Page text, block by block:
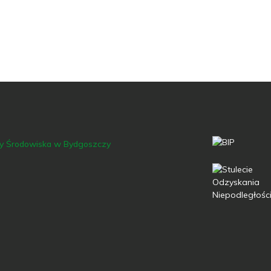
Środowiska w Bydgoszczy